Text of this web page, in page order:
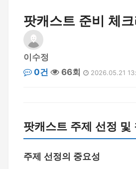
팟캐스트 준비 체
이수정
0건
66회 2026.05.21
팟캐스트 주제 선정 및
주제 선정의 중요성